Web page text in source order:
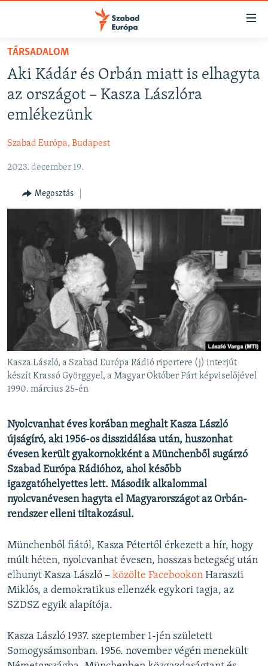
Akadálymentes
Ugrás
fő
oldalra
tartalomjegyzékre
NAPIRENDEN
PODCASTOK
ELEMZŐ
NER15
SZABADON
DEMOKRÁCIA
A PÉNZ NYOMÁBAN
EURÓPAI UNIÓ
VILÁG
KLÍMAVÁLTOZÁS
A MÚLT TANULSÁGAI
KÖVESSEN MINKET!
Valamennyi RFE/RL weboldal
TÁRSADALOM
Aki Kádár és Orbán miatt is elhagyta
az országot – Kasza Lászlóra
emlékezünk
Szabad Európa, Budapest
2023. december 19.
Megosztás
Kasza László, a Szabad Európa Rádió riportere (j) interjút
készít Krassó Györggyel, a Magyar Október Párt képviselőjével
1990. március 25-én
Nyolcvanhat éves korában meghalt Kasza László
újságíró, aki 1956-os disszidálása után, huszonhat
évesen került gyakornokként a Münchenből sugárzó
Szabad Európa Rádióhoz, ahol később
igazgatóhelyettes lett. Második alkalommal
nyolcvanévesen hagyta el Magyarországot az Orbán-
rendszer elleni tiltakozásul.
Münchenből fiától, Kasza Pétertől érkezett a hír, hogy
múlt héten, nyolcvanhat évesen, hosszas betegség után
elhunyt Kasza László – közölte Facebookon Haraszti
Miklós, a demokratikus ellenzék egykori tagja, az
SZDSZ egyik alapítója.
Kasza László 1937. szeptember 1-jén született
Somogysámsonban. 1956. november végén menekült
FELIRATKOZÁS
Spotify